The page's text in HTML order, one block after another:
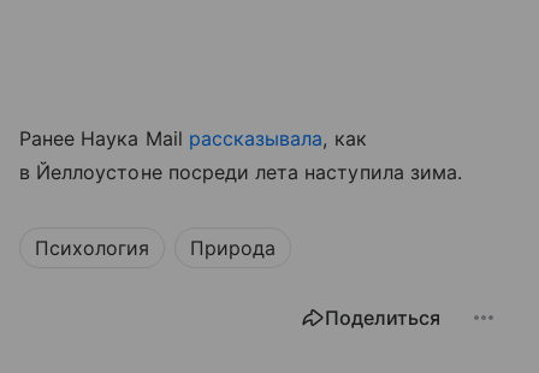
Ранее Наука Mail рассказывала, как
в Йеллоустоне посреди лета наступила зима.
Психология Природа
Поделиться